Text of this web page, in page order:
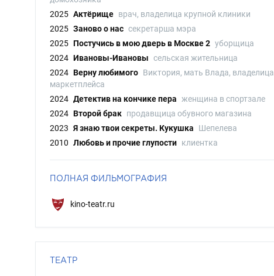
2025 Актёрище врач, владелица крупной клиники
2025 Заново о нас секретарша мэра
2025 Постучись в мою дверь в Москве 2 уборщица
2024 Ивановы-Ивановы сельская жительница
2024 Верну любимого Виктория, мать Влада, владелица
маркетплейса
2024 Детектив на кончике пера женщина в спортзале
2024 Второй брак продавщица обувного магазина
2023 Я знаю твои секреты. Кукушка
Шепелева
2010 Любовь и прочие глупости клиентка
ПОЛНАЯ ФИЛЬМОГРАФИЯ
kino-teatr.ru
ТЕАТР